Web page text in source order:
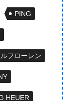
PING
フローレン
HEUER